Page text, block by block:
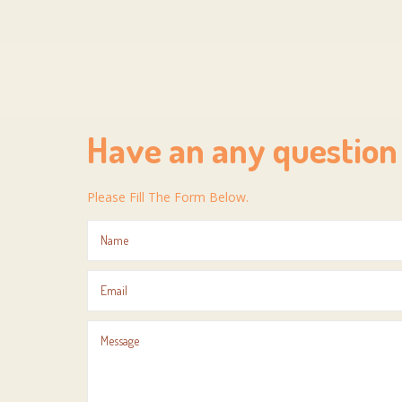
Have an any question
Please Fill The Form Below.